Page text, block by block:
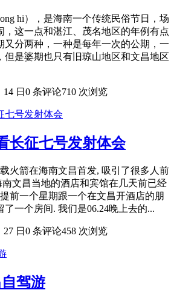
hi），是海南一个传统民俗节日，场
，这一点和湛江、茂名地区的年例有点
又分两种，一种是每年一次的公期，一
但是婆期也只有旧琼山地区和文昌地区
14 日 0 条评论710 次浏览
长征七号发射体会
火箭在海南文昌首发, 吸引了很多人前
文昌当地的酒店和宾馆在几天前已经
前一个星期跟一个在文昌开酒店的朋
一个房间. 我们是06.24晚上去的...
27 日 0 条评论458 次浏览
驾游